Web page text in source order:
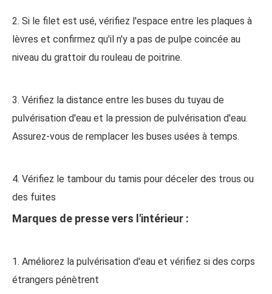
2. Si le filet est usé, vérifiez l'espace entre les plaques à
lèvres et confirmez qu'il n'y a pas de pulpe coincée au
niveau du grattoir du rouleau de poitrine.
3. Vérifiez la distance entre les buses du tuyau de
pulvérisation d'eau et la pression de pulvérisation d'eau.
Assurez-vous de remplacer les buses usées à temps.
4. Vérifiez le tambour du tamis pour déceler des trous ou
des fuites
Marques de presse vers l'intérieur :
1. Améliorez la pulvérisation d'eau et vérifiez si des corps
étrangers pénètrent